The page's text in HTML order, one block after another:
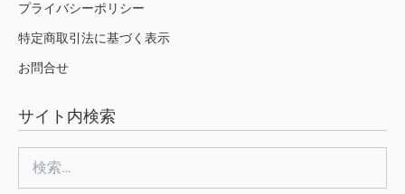
プライバシーポリシー
特定商取引法に基づく表示
お問合せ
サイト内検索
索: